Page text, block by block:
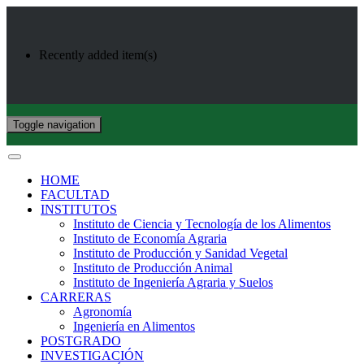
Recently added item(s)
Toggle navigation
HOME
FACULTAD
INSTITUTOS
Instituto de Ciencia y Tecnología de los Alimentos
Instituto de Economía Agraria
Instituto de Producción y Sanidad Vegetal
Instituto de Producción Animal
Instituto de Ingeniería Agraria y Suelos
CARRERAS
Agronomía
Ingeniería en Alimentos
POSTGRADO
INVESTIGACIÓN